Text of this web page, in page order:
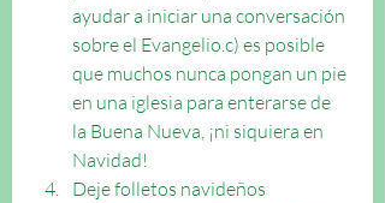
ayudar a iniciar una conversación
sobre el Evangelio.c) es posible
que muchos nunca pongan un pie
en una iglesia para enterarse de
la Buena Nueva, ¡ni siquiera en
Navidad!
Deje folletos navideños